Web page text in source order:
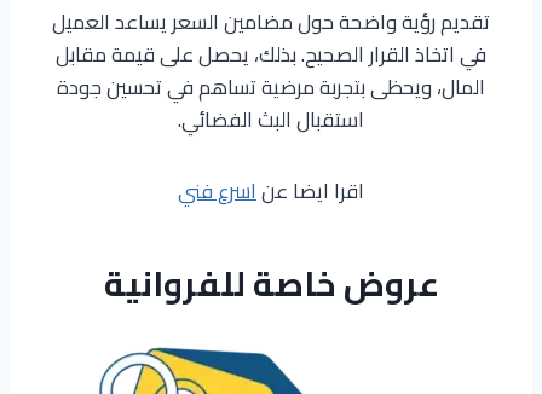
تقديم رؤية واضحة حول مضامين السعر يساعد العميل
في اتخاذ القرار الصحيح. بذلك، يحصل على قيمة مقابل
المال، ويحظى بتجربة مرضية تساهم في تحسين جودة
استقبال البث الفضائي.
اقرا ايضا عناسرع فني
عروض خاصة للفروانية